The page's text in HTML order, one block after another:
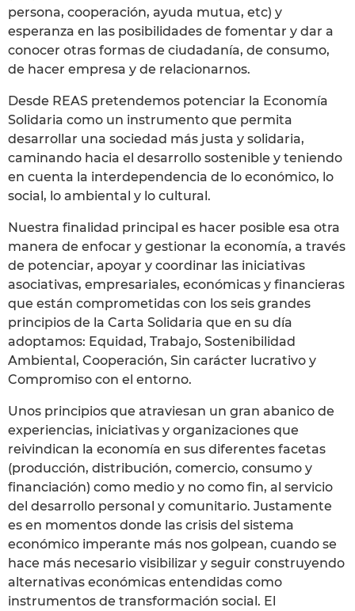
persona, cooperación, ayuda mutua, etc) y
esperanza en las posibilidades de fomentar y dar a
conocer otras formas de ciudadanía, de consumo,
de hacer empresa y de relacionarnos.
Desde REAS pretendemos potenciar la Economía
Solidaria como un instrumento que permita
desarrollar una sociedad más justa y solidaria,
caminando hacia el desarrollo sostenible y teniendo
en cuenta la interdependencia de lo económico, lo
social, lo ambiental y lo cultural.
Nuestra finalidad principal es hacer posible esa otra
manera de enfocar y gestionar la economía, a través
de potenciar, apoyar y coordinar las iniciativas
asociativas, empresariales, económicas y financieras
que están comprometidas con los seis grandes
principios de la Carta Solidaria que en su día
adoptamos: Equidad, Trabajo, Sostenibilidad
Ambiental, Cooperación, Sin carácter lucrativo y
Compromiso con el entorno.
Unos principios que atraviesan un gran abanico de
experiencias, iniciativas y organizaciones que
reivindican la economía en sus diferentes facetas
(producción, distribución, comercio, consumo y
financiación) como medio y no como fin, al servicio
del desarrollo personal y comunitario. Justamente
es en momentos donde las crisis del sistema
económico imperante más nos golpean, cuando se
hace más necesario visibilizar y seguir construyendo
alternativas económicas entendidas como
instrumentos de transformación social. El